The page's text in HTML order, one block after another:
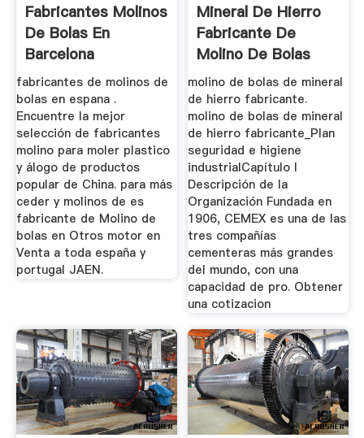
Fabricantes Molinos
De Bolas En
Barcelona
fabricantes de molinos de
bolas en espana .
Encuentre la mejor
selección de fabricantes
molino para moler plastico
y álogo de productos
popular de China. para más
ceder y molinos de es
fabricante de Molino de
bolas en Otros motor en
Venta a toda españa y
portugal JAEN.
Mineral De Hierro
Fabricante De
Molino De Bolas
México
molino de bolas de mineral
de hierro fabricante.
molino de bolas de mineral
de hierro fabricante_Plan
seguridad e higiene
industrialCapítulo I
Descripción de la
Organización Fundada en
1906, CEMEX es una de las
tres compañías
cementeras más grandes
del mundo, con una
capacidad de pro. Obtener
una cotizacion